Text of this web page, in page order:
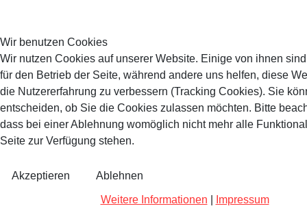
Wir benutzen Cookies
Wir nutzen Cookies auf unserer Website. Einige von ihnen
für den Betrieb der Seite, während andere uns helfen, diese
die Nutzererfahrung zu verbessern (Tracking Cookies). Sie
entscheiden, ob Sie die Cookies zulassen möchten. Bitte
dass bei einer Ablehnung womöglich nicht mehr alle
Seite zur Verfügung stehen.
Akzeptieren Ablehnen
Weitere Informationen Impressum